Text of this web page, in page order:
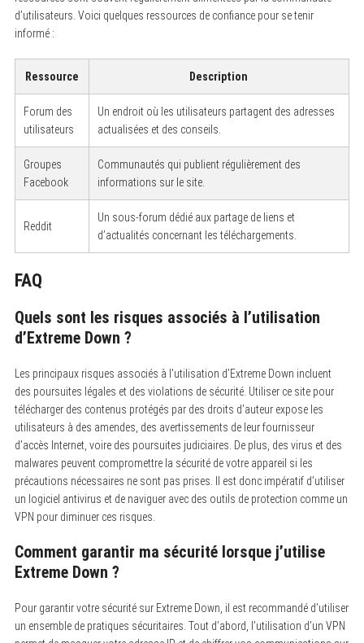
d’utilisateurs. Voici quelques ressources de confiance pour se tenir
informé :
Ressource Description
Forum des
utilisateurs
Un endroit où les utilisateurs partagent des adresses
actualisées et des conseils.
Groupes
Facebook
Communautés qui publient régulièrement des
informations sur le site.
Reddit
Un sous-forum dédié aux partage de liens et
d’actualités concernant les téléchargements.
FAQ
Quels sont les risques associés à l’utilisation
d’Extreme Down ?
Les principaux risques associés à l’utilisation d’Extreme Down incluent
des poursuites légales et des violations de sécurité. Utiliser ce site pour
télécharger des contenus protégés par des droits d’auteur expose les
utilisateurs à des amendes, des avertissements de leur fournisseur
d’accès Internet, voire des poursuites judiciaires. De plus, des virus et des
malwares peuvent compromettre la sécurité de votre appareil si les
précautions nécessaires ne sont pas prises. Il est donc impératif d’utiliser
un logiciel antivirus et de naviguer avec des outils de protection comme un
VPN pour diminuer ces risques.
Comment garantir ma sécurité lorsque j’utilise
Extreme Down ?
Pour garantir votre sécurité sur Extreme Down, il est recommandé d’utiliser
un ensemble de pratiques sécuritaires. Tout d’abord, l’utilisation d’un VPN